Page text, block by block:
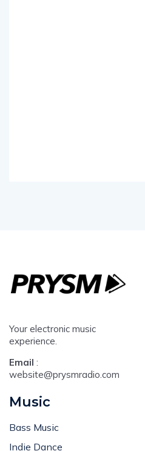
Your electronic music
experience.
Email :
website@prysmradio.com
Music
Bass Music
Indie Dance